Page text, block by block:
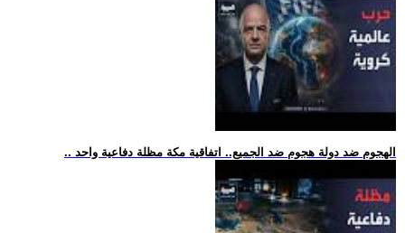
.. الهجوم ضد دولة هجوم ضد الجميع.. اتفاقية مكة مظلة دفاعية واحد